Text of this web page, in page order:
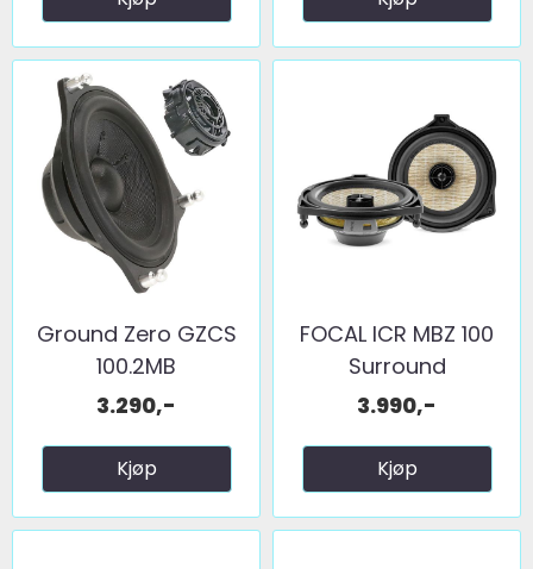
Ground Zero GZCS
100.2MB
3.290,-
Kjøp
FOCAL ICR MBZ 100
Surround
3.990,-
Kjøp